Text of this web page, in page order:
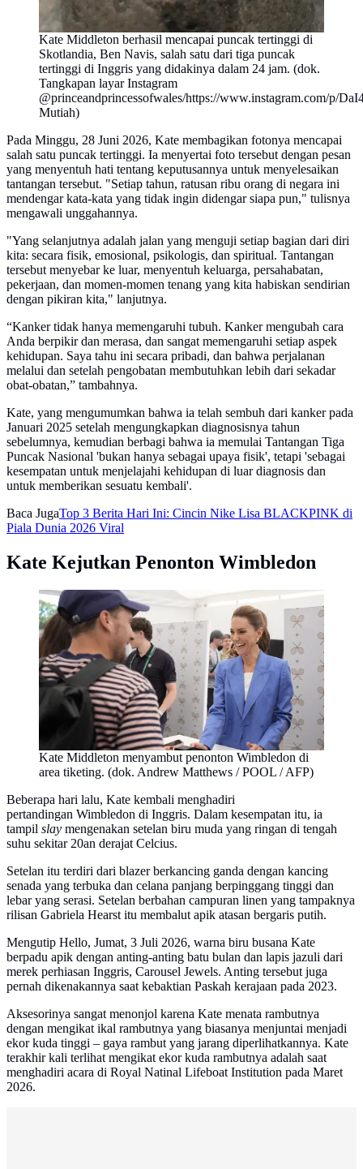
Kate Middleton berhasil mencapai puncak tertinggi di
Skotlandia, Ben Navis, salah satu dari tiga puncak
tertinggi di Inggris yang didakinya dalam 24 jam. (dok.
Tangkapan layar Instagram
@princeandprincessofwales/https://www.instagram.com/p/
Mutiah)
Pada Minggu, 28 Juni 2026, Kate membagikan fotonya mencapai
salah satu puncak tertinggi. Ia menyertai foto tersebut dengan pesan
yang menyentuh hati tentang keputusannya untuk menyelesaikan
tantangan tersebut. "Setiap tahun, ratusan ribu orang di negara ini
mendengar kata-kata yang tidak ingin didengar siapa pun," tulisnya
mengawali unggahannya.
"Yang selanjutnya adalah jalan yang menguji setiap bagian dari diri
kita: secara fisik, emosional, psikologis, dan spiritual. Tantangan
tersebut menyebar ke luar, menyentuh keluarga, persahabatan,
pekerjaan, dan momen-momen tenang yang kita habiskan sendirian
dengan pikiran kita," lanjutnya.
“Kanker tidak hanya memengaruhi tubuh. Kanker mengubah cara
Anda berpikir dan merasa, dan sangat memengaruhi setiap aspek
kehidupan. Saya tahu ini secara pribadi, dan bahwa perjalanan
melalui dan setelah pengobatan membutuhkan lebih dari sekadar
obat-obatan,” tambahnya.
Kate, yang mengumumkan bahwa ia telah sembuh dari kanker pada
Januari 2025 setelah mengungkapkan diagnosisnya tahun
sebelumnya, kemudian berbagi bahwa ia memulai Tantangan Tiga
Puncak Nasional 'bukan hanya sebagai upaya fisik', tetapi 'sebagai
kesempatan untuk menjelajahi kehidupan di luar diagnosis dan
untuk memberikan sesuatu kembali'.
Baca JugaTop 3 Berita Hari Ini: Cincin Nike Lisa BLACKPINK di
Piala Dunia 2026 Viral
Kate Kejutkan Penonton Wimbledon
Kate Middleton menyambut penonton Wimbledon di
area tiketing. (dok. Andrew Matthews / POOL / AFP)
Beberapa hari lalu, Kate kembali menghadiri
pertandingan Wimbledon di Inggris. Dalam kesempatan itu, ia
tampil slay mengenakan setelan biru muda yang ringan di tengah
suhu sekitar 20an derajat Celcius.
Setelan itu terdiri dari blazer berkancing ganda dengan kancing
senada yang terbuka dan celana panjang berpinggang tinggi dan
lebar yang serasi. Setelan berbahan campuran linen yang tampaknya
rilisan Gabriela Hearst itu membalut apik atasan bergaris putih.
Mengutip Hello, Jumat, 3 Juli 2026, warna biru busana Kate
berpadu apik dengan anting-anting batu bulan dan lapis jazuli dari
merek perhiasan Inggris, Carousel Jewels. Anting tersebut juga
pernah dikenakannya saat kebaktian Paskah kerajaan pada 2023.
Aksesorinya sangat menonjol karena Kate menata rambutnya
dengan mengikat ikal rambutnya yang biasanya menjuntai menjadi
ekor kuda tinggi – gaya rambut yang jarang diperlihatkannya. Kate
terakhir kali terlihat mengikat ekor kuda rambutnya adalah saat
menghadiri acara di Royal Natinal Lifeboat Institution pada Maret
2026.